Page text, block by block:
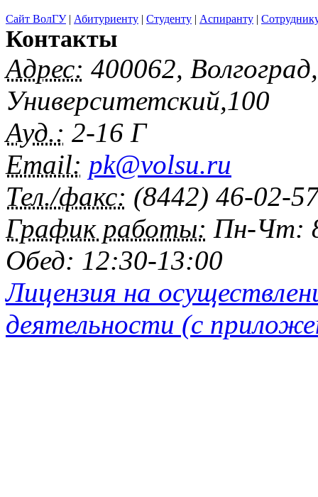
Сайт ВолГУ| Абитуриенту | Студенту | Аспиранту |
Контакты
Адрес: 400062,
Университетский,100
Ауд.: 2-16 Г
Email: pk@volsu.ru
Тел./факс: (8442) 46-02-
График работы: Пн-Чт:
Обед: 12:30-13:00
Лицензия на
деятельности (с